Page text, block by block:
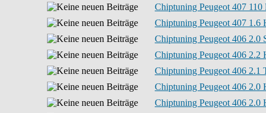
Chiptuning Peugeot 407
Chiptuning Peugeot 407 1.6
Chiptuning Peugeot 406 2.0
Chiptuning Peugeot 406 2.2
Chiptuning Peugeot 406 2.1
Chiptuning Peugeot 406 2.0
Chiptuning Peugeot 406 2.0